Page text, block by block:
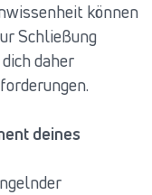
können
Schließung
daher
deines